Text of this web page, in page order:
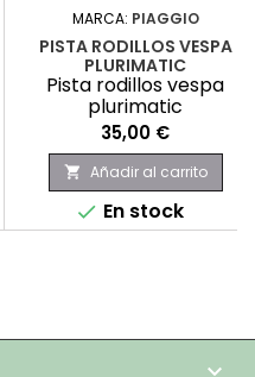
MARCA: PIAGGIO
PISTA RODILLOS VESPA
PLURIMATIC
Pista rodillos vespa
plurimatic
Precio
35,00 €
 Añadir al carrito
 En stock